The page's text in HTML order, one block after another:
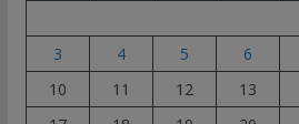
3
4 5 6
10
11 12 13